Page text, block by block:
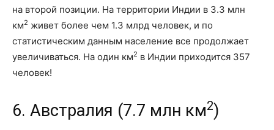
на второй позиции. На территории Индии в 3.3 млн
км2 живет более чем 1.3 млрд человек, и по
статистическим данным население все продолжает
увеличиваться. На один км2 в Индии приходится 357
человек!
6. Австралия (7.7 млн км2)